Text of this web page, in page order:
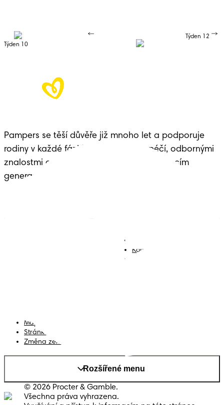
Týden 10
Týden 12
Pampers se těší důvěře již mnoho let a podporuje
rodiny v každé fázi života dítěte – s péčí, odbornými
znalostmi a dědictvím předávaným budoucím
generacím.
Kontakt
Mapa stránek
Stránka PG
Změna země/kraje
Rozšířené menu
© 2026 Procter & Gamble.
Všechna práva vyhrazena.